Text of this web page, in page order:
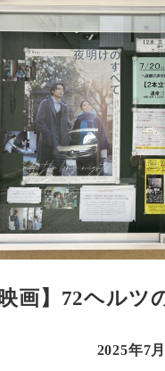
映画】72ヘルツ
2025年7